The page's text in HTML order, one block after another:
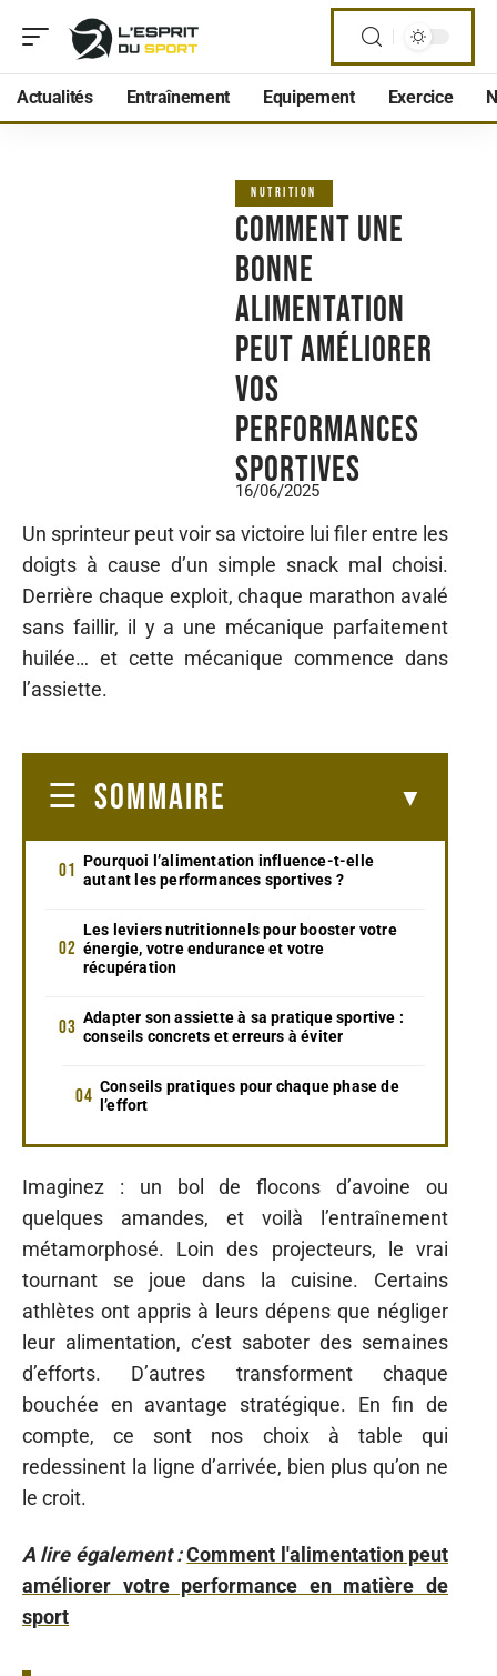
Actualités Entraînement Equipement Exercice
NUTRITION
Comment une
bonne
alimentation
peut améliorer
vos
performances
sportives
16/06/2025
Un sprinteur peut voir sa victoire lui filer entre les
doigts à cause d’un simple snack mal choisi.
Derrière chaque exploit, chaque marathon avalé
sans faillir, il y a une mécanique parfaitement
huilée… et cette mécanique commence dans
l’assiette.
SOMMAIRE
Pourquoi l’alimentation influence-t-elle
autant les performances sportives ?
Les leviers nutritionnels pour booster votre
énergie, votre endurance et votre
récupération
Adapter son assiette à sa pratique sportive :
conseils concrets et erreurs à éviter
Conseils pratiques pour chaque phase de
l’effort
Imaginez : un bol de flocons d’avoine ou
quelques amandes, et voilà l’entraînement
métamorphosé. Loin des projecteurs, le vrai
tournant se joue dans la cuisine. Certains
athlètes ont appris à leurs dépens que négliger
leur alimentation, c’est saboter des semaines
d’efforts. D’autres transforment chaque
bouchée en avantage stratégique. En fin de
compte, ce sont nos choix à table qui
redessinent la ligne d’arrivée, bien plus qu’on ne
le croit.
A lire également : Comment l'alimentation peut
améliorer votre performance en matière de
sport